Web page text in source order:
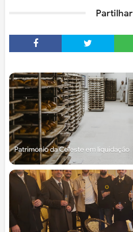
Partilhar
Património da Celeste em liquidação